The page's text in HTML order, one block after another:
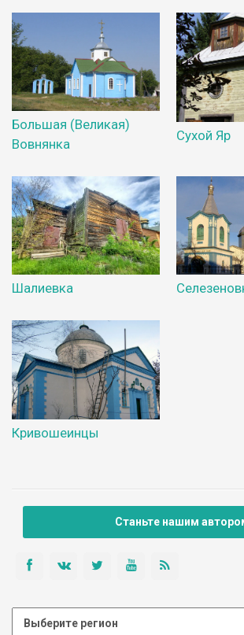
Большая (Великая)
Вовнянка
Сухой Яр
Шалиевка
Кривошеинцы
Станьте нашим